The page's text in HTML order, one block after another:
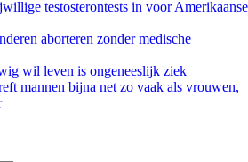
testosterontests in voor Amerikaanse
aborteren zonder medische
wil leven is ongeneeslijk ziek
mannen bijna net zo vaak als vrouwen,